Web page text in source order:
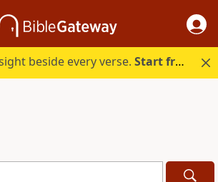
beside every verse.Start free.